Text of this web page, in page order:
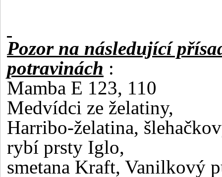
Pozor na následující
potravinách :
Mamba E 123, 110
Medvídci ze želatiny,
Harribo-želatina,
rybí prsty Iglo,
smetana Kraft, Vanilkový